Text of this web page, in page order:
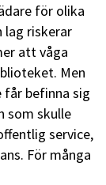
för olika
lag riskerar
att våga
Men
befinna sig
som skulle
service,
För många